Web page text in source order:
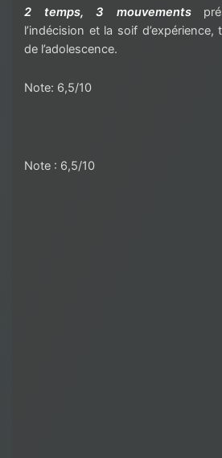
2 temps, 3 mouvements
l’indécision et la soif
de l’adolescence.
Note: 6,5/10
Note : 6,5/10